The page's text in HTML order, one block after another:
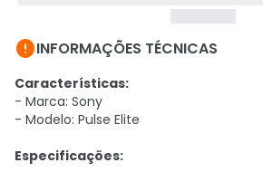
INFORMAÇÕES TÉCNICAS
Características:
- Marca: Sony
- Modelo: Pulse Elite
Especificações: